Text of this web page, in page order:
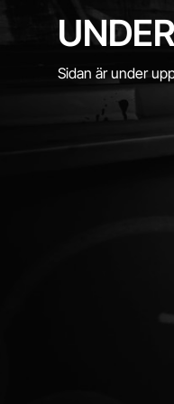
Sidan är under